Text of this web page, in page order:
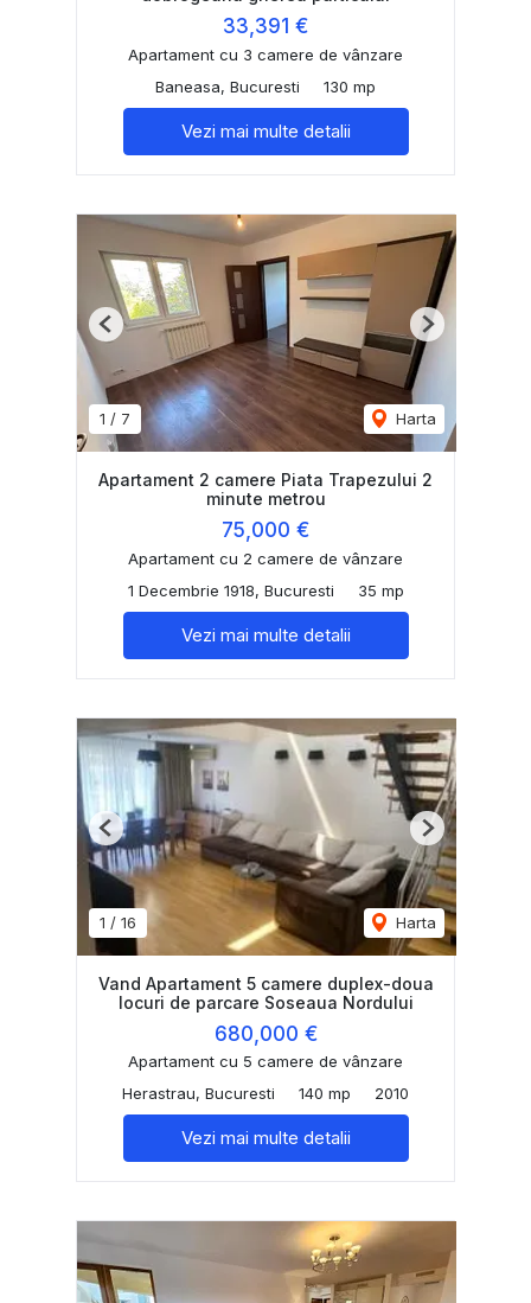
33,391 €
Apartament cu 3 camere de vânzare
Baneasa, Bucuresti
130 mp
Vezi mai multe detalii
1 / 7 Harta
Previous Next
Apartament 2 camere Piata Trapezului 2
minute metrou
75,000 €
Apartament cu 2 camere de vânzare
1 Decembrie 1918, Bucuresti
35 mp
Vezi mai multe detalii
1 / 16 Harta
Previous Next
Vand Apartament 5 camere duplex-doua
locuri de parcare Soseaua Nordului
680,000 €
Apartament cu 5 camere de vânzare
Herastrau, Bucuresti
140 mp 2010
Vezi mai multe detalii